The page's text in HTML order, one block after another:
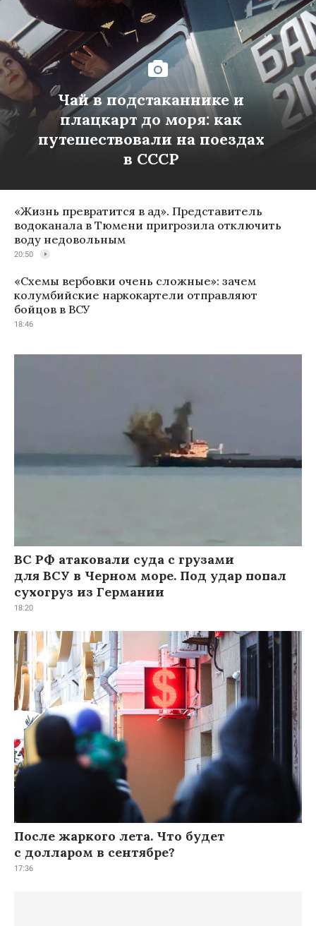
Чай в подстаканнике и
плацкарт до моря: как
путешествовали на поездах
в СССР
«Жизнь превратится в ад». Представитель
водоканала в Тюмени пригрозила отключить
воду недовольным
20:50
«Схемы вербовки очень сложные»: зачем
колумбийские наркокартели отправляют
бойцов в ВСУ
18:46
ВС РФ атаковали суда с грузами
для ВСУ в Черном море. Под удар попал
сухогруз из Германии
18:20
После жаркого лета. Что будет
с долларом в сентябре?
17:36